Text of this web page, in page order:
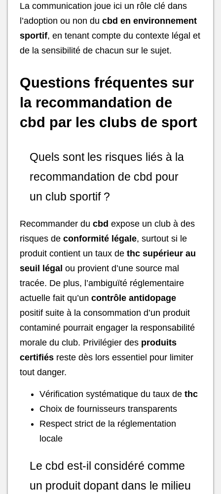
La communication joue ici un rôle clé dans
l’adoption ou non du cbd en environnement
sportif, en tenant compte du contexte légal et
de la sensibilité de chacun sur le sujet.
Questions fréquentes sur
la recommandation de
cbd par les clubs de sport
Quels sont les risques liés à la
recommandation de cbd pour
un club sportif ?
Recommander du cbd expose un club à des
risques de conformité légale, surtout si le
produit contient un taux de thc supérieur au
seuil légal ou provient d’une source mal
tracée. De plus, l’ambiguïté réglementaire
actuelle fait qu’un contrôle antidopage
positif suite à la consommation d’un produit
contaminé pourrait engager la responsabilité
morale du club. Privilégier des produits
certifiés reste dès lors essentiel pour limiter
tout danger.
Vérification systématique du taux de thc
Choix de fournisseurs transparents
Respect strict de la réglementation
locale
Le cbd est-il considéré comme
un produit dopant dans le milieu